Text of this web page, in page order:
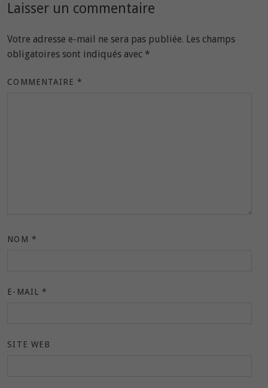
Laisser un commentaire
Votre adresse e-mail ne sera pas publiée. Les champs
obligatoires sont indiqués avec *
COMMENTAIRE*
NOM *
E-MAIL *
SITE WEB